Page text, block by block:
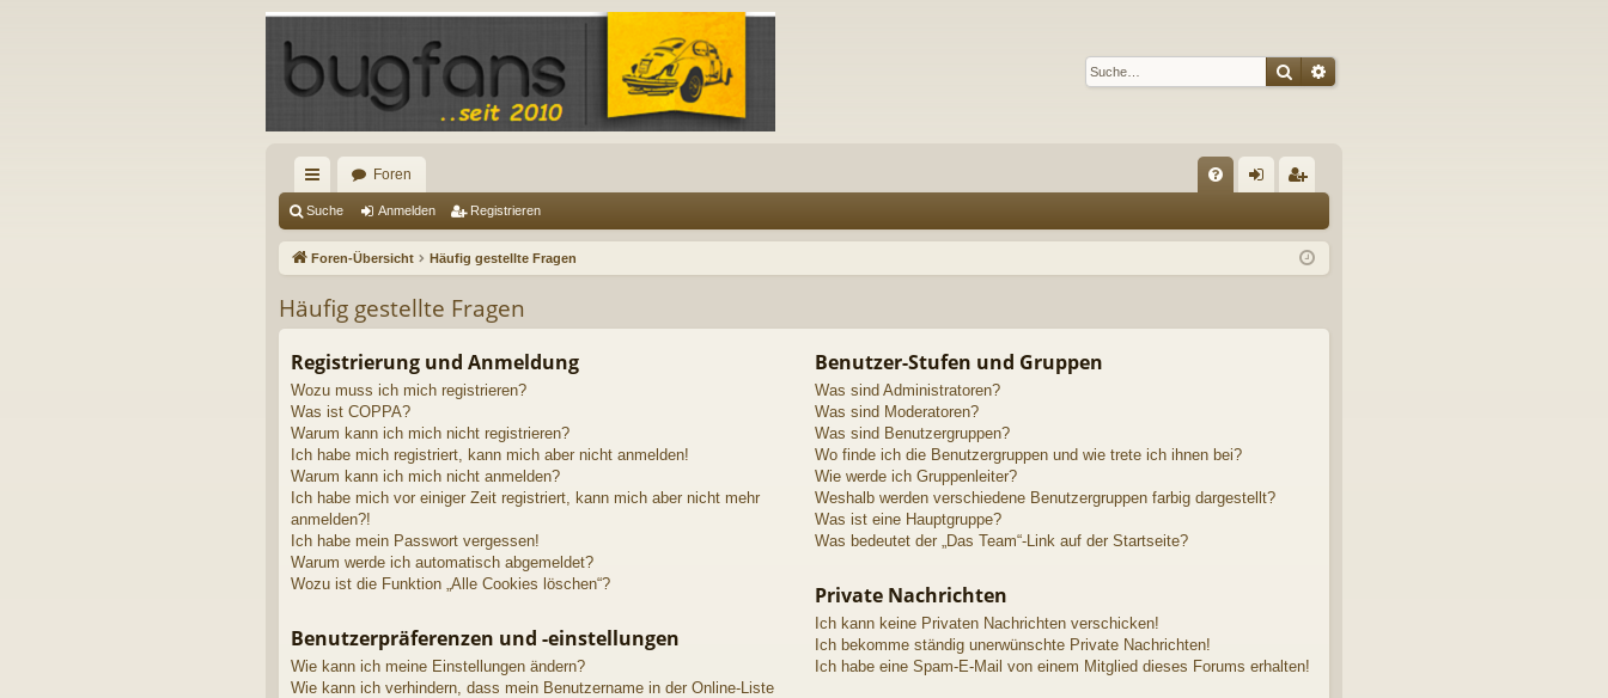
SucheErweiterte Suche
ch
ne
ug
Foren
Q m ist
Suche Anmelden Registrieren
Foren-Übersicht Häufig gestellte Fragen
Häufig gestellte Fragen
Registrierung und Anmeldung
Wozu muss ich mich registrieren?
Was ist COPPA?
Warum kann ich mich nicht registrieren?
Ich habe mich registriert, kann mich aber nicht anmelden!
Warum kann ich mich nicht anmelden?
Ich habe mich vor einiger Zeit registriert, kann mich aber nicht mehr
anmelden?!
Ich habe mein Passwort vergessen!
Warum werde ich automatisch abgemeldet?
Wozu ist die Funktion „Alle Cookies löschen“?
Benutzerpräferenzen und -einstellungen
Wie kann ich meine Einstellungen ändern?
Wie kann ich verhindern, dass mein Benutzername in der Online-Liste
Benutzer-Stufen und Gruppen
Was sind Administratoren?
Was sind Moderatoren?
Was sind Benutzergruppen?
Wo finde ich die Benutzergruppen und wie trete ich ihnen bei?
Wie werde ich Gruppenleiter?
Weshalb werden verschiedene Benutzergruppen farbig dargestellt?
Was ist eine Hauptgruppe?
Was bedeutet der „Das Team“-Link auf der Startseite?
Private Nachrichten
Ich kann keine Privaten Nachrichten verschicken!
Ich bekomme ständig unerwünschte Private Nachrichten!
Ich habe eine Spam-E-Mail von einem Mitglied dieses Forums erhalten!